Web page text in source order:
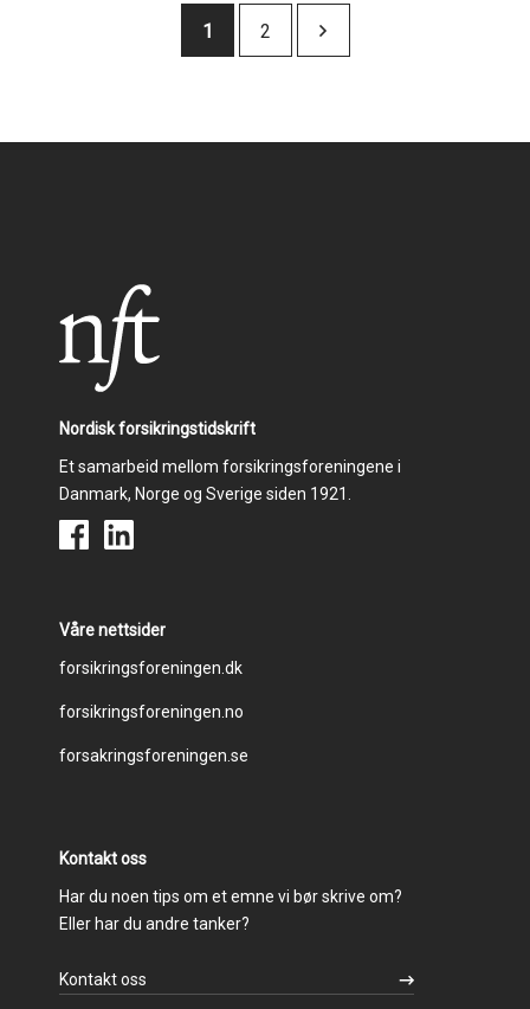
Nåværende
1 Side
2
Nordisk forsikringstidskrift
Et samarbeid mellom forsikringsforeningene i
Danmark, Norge og Sverige siden 1921.
Våre nettsider
Footer
menu
forsikringsforeningen.dk
forsikringsforeningen.no
forsakringsforeningen.se
Kontakt oss
Har du noen tips om et emne vi bør skrive om?
Eller har du andre tanker?
Kontakt oss